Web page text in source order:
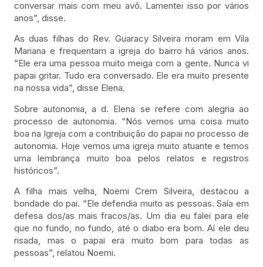
conversar mais com meu avô. Lamentei isso por vários
anos”, disse.
As duas filhas do Rev. Guaracy Silveira moram em Vila
Mariana e frequentam a igreja do bairro há vários anos.
“Ele era uma pessoa muito meiga com a gente. Nunca vi
papai gritar. Tudo era conversado. Ele era muito presente
na nossa vida”, disse Elena.
Sobre autonomia, a d. Elena se refere com alegria ao
processo de autonomia. “Nós vemos uma coisa muito
boa na Igreja com a contribuição do papai no processo de
autonomia. Hoje vemos uma igreja muito atuante e temos
uma lembrança muito boa pelos relatos e registros
históricos”.
A filha mais velha, Noemi Crem Silveira, destacou a
bondade do pai. “Ele defendia muito as pessoas. Saía em
defesa dos/as mais fracos/as. Um dia eu falei para ele
que no fundo, no fundo, até o diabo era bom. Aí ele deu
risada, mas o papai era muito bom para todas as
pessoas”, relatou Noemi.